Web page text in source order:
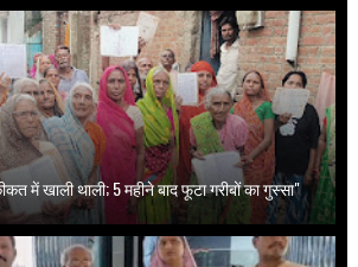
में खाली थाली; 5 महीने बाद फूटा गरीबों का गुस्सा"